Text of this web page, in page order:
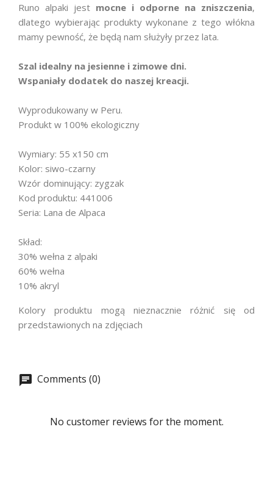
Runo alpaki jest mocne i odporne na zniszczenia,
dlatego wybierając produkty wykonane z tego włókna
mamy pewność, że będą nam służyły przez lata.
Szal idealny na jesienne i zimowe dni.
Wspaniały dodatek do naszej kreacji.
Wyprodukowany w Peru.
Produkt w 100% ekologiczny
Wymiary: 55 x150 cm
Kolor: siwo-czarny
Wzór dominujący: zygzak
Kod produktu: 441006
Seria: Lana de Alpaca
Skład:
30% wełna z alpaki
60% wełna
10% akryl
Kolory produktu mogą nieznacznie różnić się od
przedstawionych na zdjęciach
Comments (0)
No customer reviews for the moment.